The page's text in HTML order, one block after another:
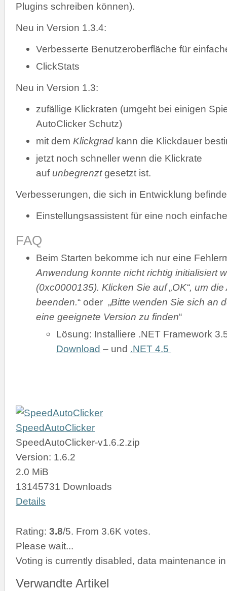
Plugins schreiben können).
Neu in Version 1.3.4:
Verbesserte Benutzeroberfläche für
ClickStats
Neu in Version 1.3:
zufällige Klickraten (umgeht bei einigen
AutoClicker Schutz)
mit dem Klickgrad kann die Klickdauer
jetzt noch schneller wenn die Klickrate
aufunbegrenztgesetzt ist.
Verbesserungen, die sich in Entwicklung
Einstellungsassistent für eine noch
FAQ
Beim Starten bekomme ich nur eine
Anwendung konnte nicht richtig initialisiert
(0xc0000135). Klicken Sie auf „OK“, um
beenden.“ oder „Bitte wenden Sie sich an
eine geeignete Version zu finden“
Lösung: Installiere .NET Framework
Download – und .NET 4.5
SpeedAutoClicker
SpeedAutoClicker-v1.6.2.zip
Version: 1.6.2
2.0 MiB
13145731 Downloads
Details
Rating: 3.8/5. From 3.6K votes.
Please wait...
Voting is currently disabled, data maintenance
Verwandte Artikel